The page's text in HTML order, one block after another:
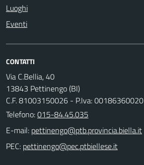
Luoghi
Eventi
CONTATTI
Via C.Bellia, 40
13843 Pettinengo (BI)
C.F. 81003150026 - P.Iva: 00186360020
Telefono:015-84.45.035
E-mail:
PEC: